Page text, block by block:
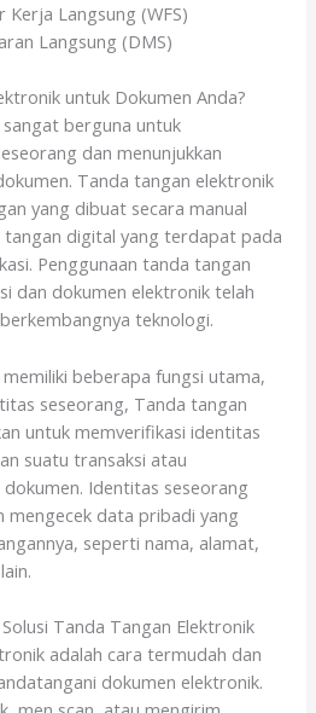
Langsung (WFS)
Langsung (DMS)
untuk Dokumen Anda?
berguna untuk
dan menunjukkan
Tanda tangan elektronik
yang dibuat secara manual
digital yang terdapat pada
Penggunaan tanda tangan
dan dokumen elektronik telah
teknologi.
beberapa fungsi utama,
seseorang, Tanda tangan
untuk memverifikasi identitas
suatu transaksi atau
Identitas seseorang
mengecek data pribadi yang
seperti nama, alamat,
Tanda Tangan Elektronik
adalah cara termudah dan
dokumen elektronik.